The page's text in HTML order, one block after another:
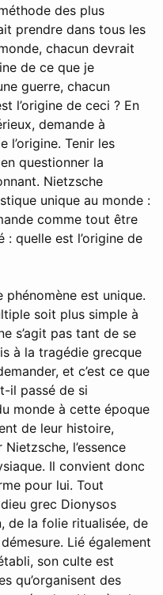
des plus
prendre dans tous les
chacun devrait
de ce que je
guerre, chacun
l’origine de ceci ? En
demande à
l’origine. Tenir les
questionner la
Nietzsche
unique au monde :
comme tout être
: quelle est l’origine de
est unique.
soit plus simple à
s’agit pas tant de se
à la tragédie grecque
et c’est ce que
il passé de si
monde à cette époque
de leur histoire,
l’essence
Il convient donc
pour lui. Tout
grec Dionysos
de la folie ritualisée, de
Lié également
son culte est
qu’organisent des